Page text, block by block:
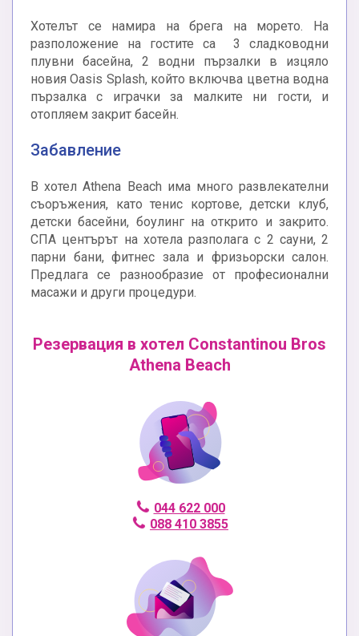
Хотелът се намира на брега на морето. На
разположение на гостите са 3 сладководни
плувни басейна, 2 водни пързалки в изцяло
новия Oasis Splash, който включва цветна водна
пързалка с играчки за малките ни гости, и
отопляем закрит басейн.
Забавление
В хотел Athena Beach има много развлекателни
съоръжения, като тенис кортове, детски клуб,
детски басейни, боулинг на открито и закрито.
СПА центърът на хотела разполага с 2 сауни, 2
парни бани, фитнес зала и фризьорски салон.
Предлага се разнообразие от професионални
масажи и други процедури.
Резервация в хотел Constantinou Bros
Athena Beach
044 622 000
088 410 3855